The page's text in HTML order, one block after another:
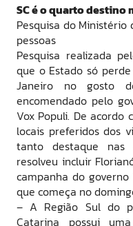
SC é o quarto destino
Pesquisa do
pessoas
Pesquisa realizada
que o Estado só
Janeiro no gosto
encomendado pelo
Vox Populi. De acordo
locais preferidos dos
tanto destaque nas
resolveu incluir
campanha do
que começa no
– A Região Sul do
Catarina possui